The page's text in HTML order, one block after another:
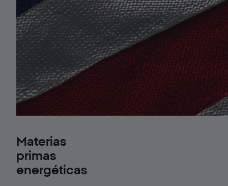
Materias
primas
energéticas